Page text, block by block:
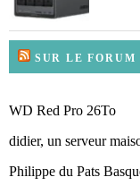
SUR LE FORUM
WD Red Pro 26To
didier, un serveur
Philippe du Pats